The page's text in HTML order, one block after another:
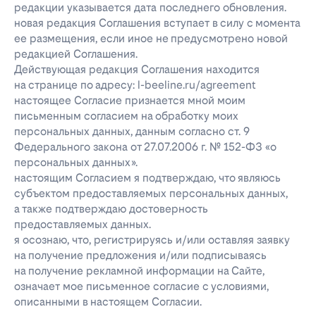
редакции указывается дата последнего обновления.
новая редакция Соглашения вступает в силу с момента
ее размещения, если иное не предусмотрено новой
редакцией Соглашения.
Действующая редакция Соглашения находится
на странице по адресу: l-beeline.ru/agreement
настоящее Согласие признается мной моим
письменным согласием на обработку моих
персональных данных, данным согласно ст. 9
Федерального закона от 27.07.2006 г. № 152-ФЗ «о
персональных данных».
настоящим Согласием я подтверждаю, что являюсь
субъектом предоставляемых персональных данных,
а также подтверждаю достоверность
предоставляемых данных.
я осознаю, что, регистрируясь и/или оставляя заявку
на получение предложения и/или подписываясь
на получение рекламной информации на Сайте,
означает мое письменное согласие с условиями,
описанными в настоящем Согласии.